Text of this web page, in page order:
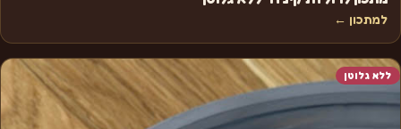
למתכון ←
ללא גלוטן